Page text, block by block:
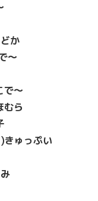
か
～
～
ら
ゅっぷい